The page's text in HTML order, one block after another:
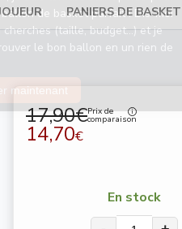
PANIERS DE BASKET
17,90€Prix de
comparaison
14,70€
En stock